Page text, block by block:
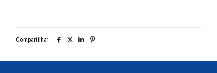
Compartilhar